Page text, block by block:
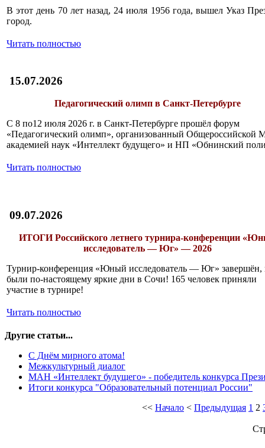
В этот день 70 лет назад, 24 июля 1956 года, вышел Указ
город.
Читать полностью
15.07.2026
Педагогический олимп в Санкт-Петербурге
С 8 по12 июля 2026 г. в Санкт-Петербурге прошёл форум
«Педагогический олимп», организованный Общероссийской
академией наук «Интеллект будущего» и НП «Обнинский
Читать полностью
09.07.2026
ИТОГИРоссийского летнего турнира-конференции
исследователь — Юг» — 2026
Турнир-конференция «Юный исследователь — Юг» завершён,
были по-настоящему яркие дни в Сочи! 165 человек приняли
участие в турнире!
Читать полностью
Другие статьи...
С Днём мирного атома!
Межкультурный диалог
МАН «Интеллект будущего» - победитель конкурса
Итоги конкурса "Образовательный потенциал России"
<< Начало < Предыдущая 1 2